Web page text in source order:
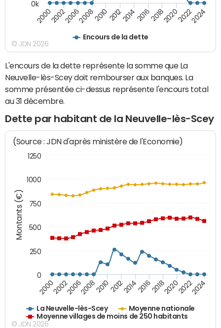
Encours de la dette
20002002200620082010 2012201420162018202020222024
0k
© JDN 2026
L'encours de la dette représente la somme que La
Neuvelle-lès-Scey doit rembourser aux banques. La
somme présentée ci-dessus représente l'encours total
au 31 décembre.
Dette par habitant de la Neuvelle-lès-Scey
Montants (€)
(Source : JDN d'après ministère de l'Economie)
La Neuvelle-lès-Scey
Moyenne nationale
Moyenne villages de moins de 250 habitants
200020022006200820102012201420162018202020222024
0
250
500
750
1000
1250
© JDN 2026